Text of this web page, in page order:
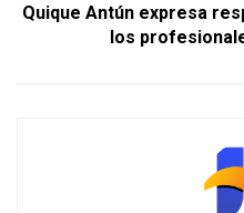
Quique Antún expresa
los